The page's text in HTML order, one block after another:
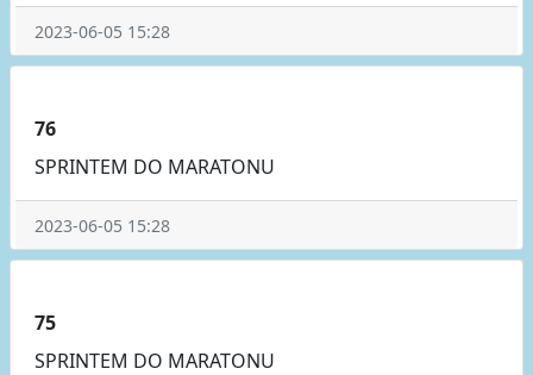
2023-06-05 15:28
76
SPRINTEM DO MARATONU
2023-06-05 15:28
75
SPRINTEM DO MARATONU